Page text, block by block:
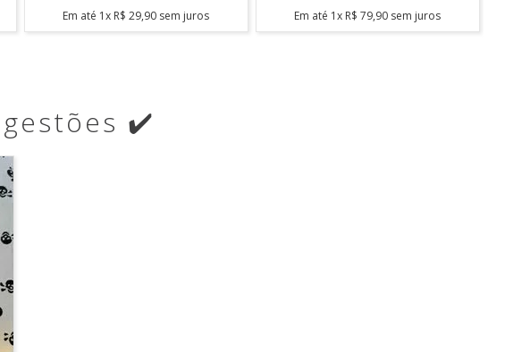
Em até 1x R$ 29,90 sem juros Em até 1x R$ 79,90 sem juros
✔️